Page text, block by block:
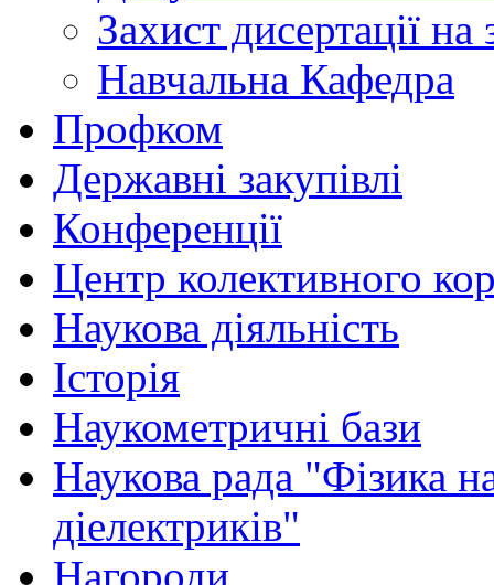
Захист дисертації
Навчальна Кафедра
Профком
Державні закупівлі
Конференції
Центр колективного
Наукова діяльність
Історія
Наукометричні бази
Наукова рада "Фізика
діелектриків"